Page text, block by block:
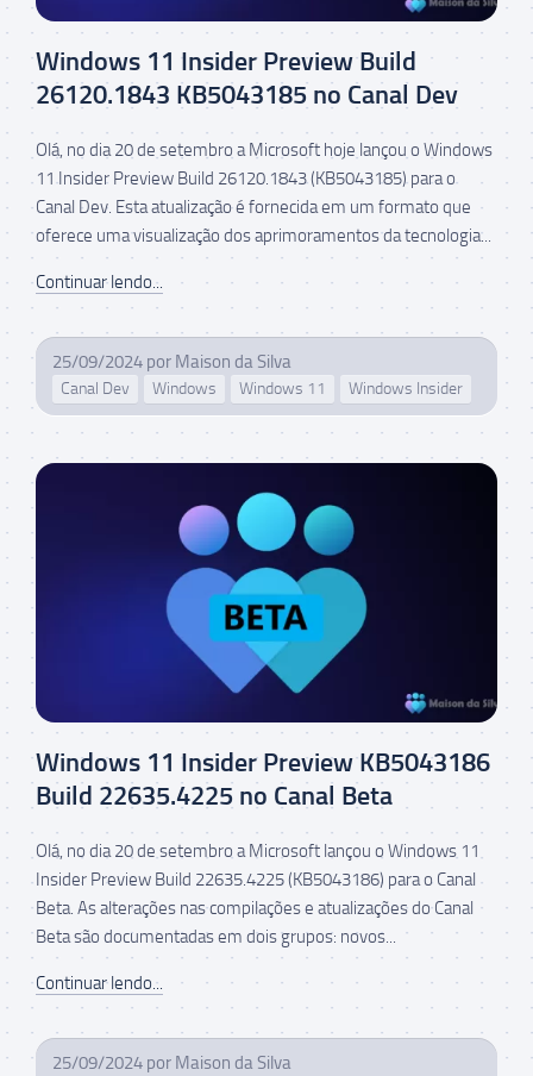
Windows 11 Insider Preview Build
26120.1843 KB5043185 no Canal Dev
Olá, no dia 20 de setembro a Microsoft hoje lançou o Windows
11 Insider Preview Build 26120.1843 (KB5043185) para o
Canal Dev. Esta atualização é fornecida em um formato que
oferece uma visualização dos aprimoramentos da tecnologia...
Continuar lendo...
25/09/2024 por Maison da Silva
Canal Dev Windows Windows 11 Windows Insider
Windows 11 Insider Preview KB5043186
Build 22635.4225 no Canal Beta
Olá, no dia 20 de setembro a Microsoft lançou o Windows 11
Insider Preview Build 22635.4225 (KB5043186) para o Canal
Beta. As alterações nas compilações e atualizações do Canal
Beta são documentadas em dois grupos: novos...
Continuar lendo...
25/09/2024 por Maison da Silva